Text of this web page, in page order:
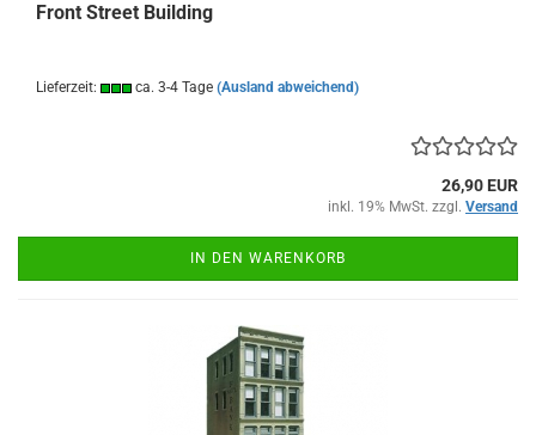
Front Street Building
Lieferzeit: ca. 3-4 Tage (Ausland abweichend)
26,90 EUR
inkl. 19% MwSt. zzgl. Versand
IN DEN WARENKORB